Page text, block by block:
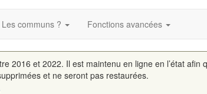
Les communs ? Fonctions avancées
2016 et 2022. Il est maintenu en ligne en l’état
et ne seront pas restaurées.